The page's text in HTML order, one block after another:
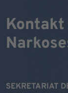
Kontakt
SEKRETARIAT